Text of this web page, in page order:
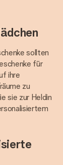
sollten
für
ihre
zu
sie zur Heldin